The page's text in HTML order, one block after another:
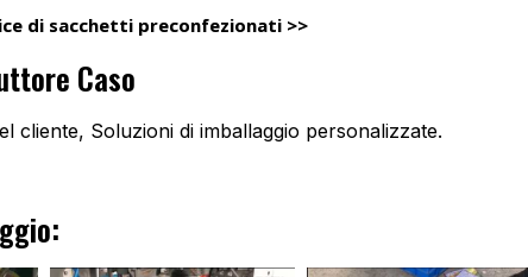
di sacchetti preconfezionati >>
Caso
cliente, Soluzioni di imballaggio personalizzate.